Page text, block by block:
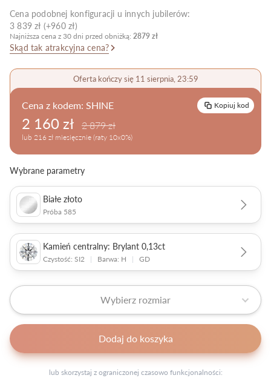
Pielęgnacja biżuterii
Cena podobnej konfiguracji u innych jubilerów:
3 839 zł (+960 zł)
Najniższa cena z 30 dni przed obniżką: 2879 zł
Skąd tak atrakcyjna cena?
Oferta kończy się 11 sierpnia, 23:59
Cena z kodem: SHINE Kopiuj kod
2 160 zł 2 879 zł
lub 216 zł miesięcznie (raty 10x0%)
Wybrane parametry
Białe złoto
Próba 585
Kamień centralny: Brylant 0,13ct
Czystość: SI2 | Barwa: H | GD
Wybierz rozmiar
Dodaj do koszyka
lub skorzystaj z ograniczonej czasowo funkcjonalności: